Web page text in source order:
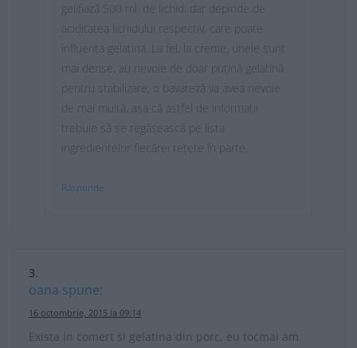
gelifiază 500 ml. de lichid, dar depinde de
aciditatea lichidului respectiv, care poate
influența gelatina. La fel, la creme, unele sunt
mai dense, au nevoie de doar puțină gelatină
pentru stabilizare, o bavareză va avea nevoie
de mai multă, așa că astfel de informații
trebuie să se regăsească pe lista
ingredientelor fiecărei rețete în parte.
Răspunde
oana spune:
16 octombrie, 2015 la 09:14
Exista in comert si gelatina din porc, eu tocmai am